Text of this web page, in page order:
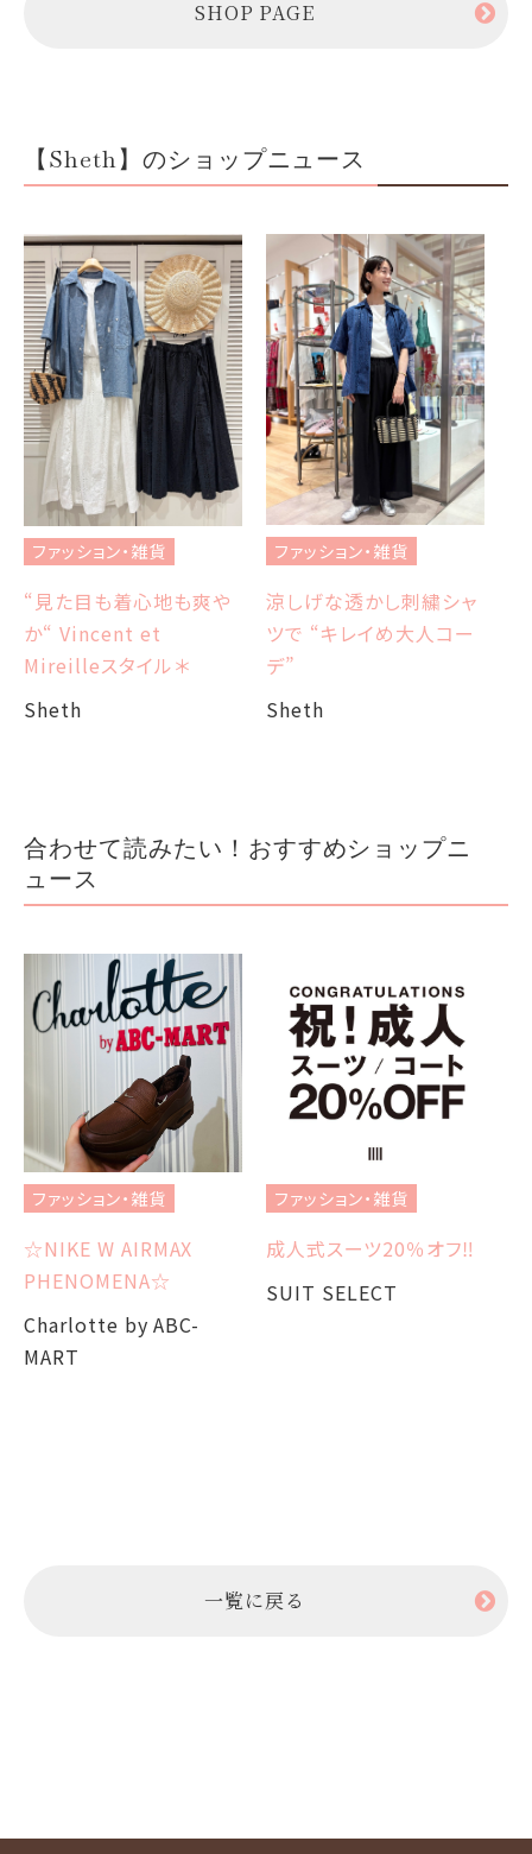
SHOP PAGE
【Sheth】のショップニュース
ファッション・雑貨
“見た目も着心地も爽や
か“ Vincent et
Mireilleスタイル＊
Sheth
ファッション・雑貨
涼しげな透かし刺繍シャ
ツで “キレイめ大人コー
デ”
Sheth
合わせて読みたい！おすすめショップニ
ュース
ファッション・雑貨
☆NIKE W AIRMAX
PHENOMENA☆
Charlotte by ABC-
MART
ファッション・雑貨
成人式スーツ20％オフ‼︎
SUIT SELECT
一覧に戻る